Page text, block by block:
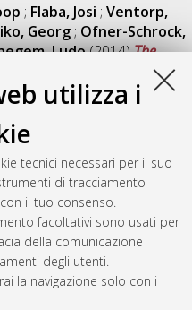
utilizza i
tecnici necessari per il suo
di tracciamento
il tuo consenso.
facoltativi sono usati per
della comunicazione
degli utenti.
la navigazione solo con i
; Flaba, Josi ;Ventorp,
Georg; Ofner-Schrock,
Ludo(2014)The
Heifer Housing Report of
Commission Internationale
(2024)Tra agricoltura,
figura di Dino Zucchini.
22. DOI
ilThu Aug 6 20:31:01 2026
CEST